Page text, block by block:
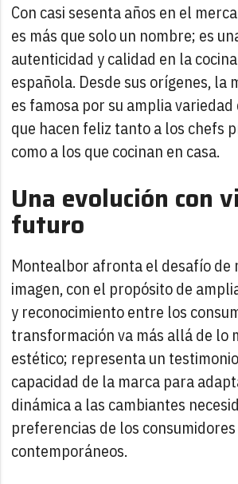
Con casi sesenta años en el
es más que solo un nombre; es
autenticidad y calidad en la
española. Desde sus orígenes, la
es famosa por su amplia
que hacen feliz tanto a los chefs
como a los que cocinan en casa.
Una evolución con
futuro
Montealbor afronta el desafío de
imagen, con el propósito de
y reconocimiento entre los
transformación va más allá de lo
estético; representa un
capacidad de la marca para
dinámica a las cambiantes
preferencias de los consumidores
contemporáneos.